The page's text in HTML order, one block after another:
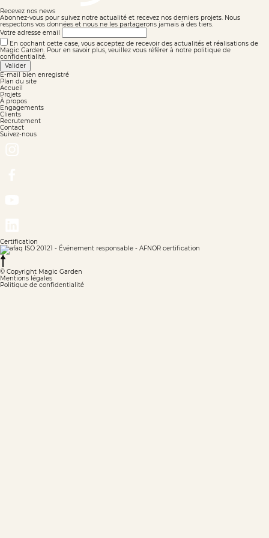
Recevez nos news
Abonnez-vous pour suivez notre actualité et recevez nos derniers projets. Nous
respectons vos données et nous ne les partagerons jamais à des tiers.
Votre adresse email
En cochant cette case, vous acceptez de recevoir des actualités et réalisations de
Magic Garden. Pour en savoir plus, veuillez vous référer à notre politique de
confidentialité.
Valider
E-mail bien enregistré
Plan du site
Accueil
Projets
À propos
Engagements
Clients
Recrutement
Contact
Suivez-nous
Certification
© Copyright Magic Garden
Mentions légales
Politique de confidentialité